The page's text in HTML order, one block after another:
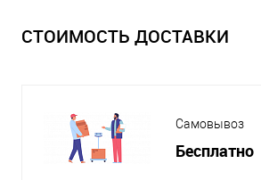
СТОИМОСТЬ ДОСТАВКИ
Самовывоз
Бесплатно